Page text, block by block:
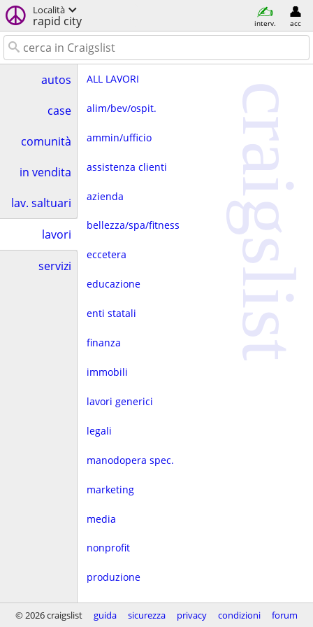
Località
rapid city interv. acc
autos
case
comunità
in vendita
lav. saltuari
lavori
servizi
ALL LAVORI
alim/bev/ospit.
ammin/ufficio
assistenza clienti
azienda
bellezza/spa/fitness
eccetera
educazione
enti statali
finanza
immobili
lavori generici
legali
manodopera spec.
marketing
media
nonprofit
produzione
progettaz.
craigslist
© 2026 craigslist guida sicurezza privacy condizioni forum